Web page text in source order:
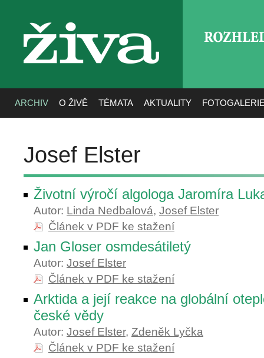
živa
ARCHIV O ŽIVĚ TÉMATA AKTUALITY
Josef Elster
Životní výročí algologa Jaromíra
Autor: Linda Nedbalová, Josef Elster
Článek v PDF ke stažení
Jan Gloser osmdesátiletý
Autor: Josef Elster
Článek v PDF ke stažení
Arktida a její reakce na globální
české vědy
Autor: Josef Elster, Zdeněk Lyčka
Článek v PDF ke stažení